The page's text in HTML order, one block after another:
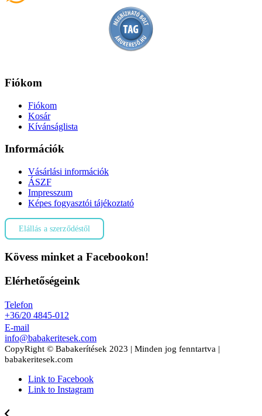
Fiókom
Fiókom
Kosár
Kívánságlista
Információk
Vásárlási információk
ÁSZF
Impresszum
Képes fogyasztói tájékoztató
Elállás a szerződéstől
Kövess minket a Facebookon!
Elérhetőségeink
Telefon
+36/20 4845-012
E-mail
info@babakeritesek.com
CopyRight © Babakerítések 2023 | Minden jog fenntartva |
babakeritesek.com
Link to Facebook
Link to Instagram